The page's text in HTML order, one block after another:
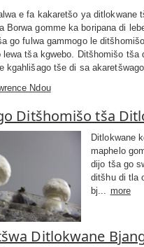
e fa kakaretšo ya ditlokwane
Borwa gomme ka boripana di
go fulwa gammogo le
lewa tša kgwebo. Ditšhomišo tša
kgahlišago tše di sa
Ndou
Ditšhomišo tša
Ditlokwane
maphelo
dijo tša go
ditšhu di tla
bj...
more
Ditlokwane